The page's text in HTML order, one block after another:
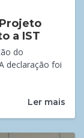
a IST
do
declaração foi
Ler mais